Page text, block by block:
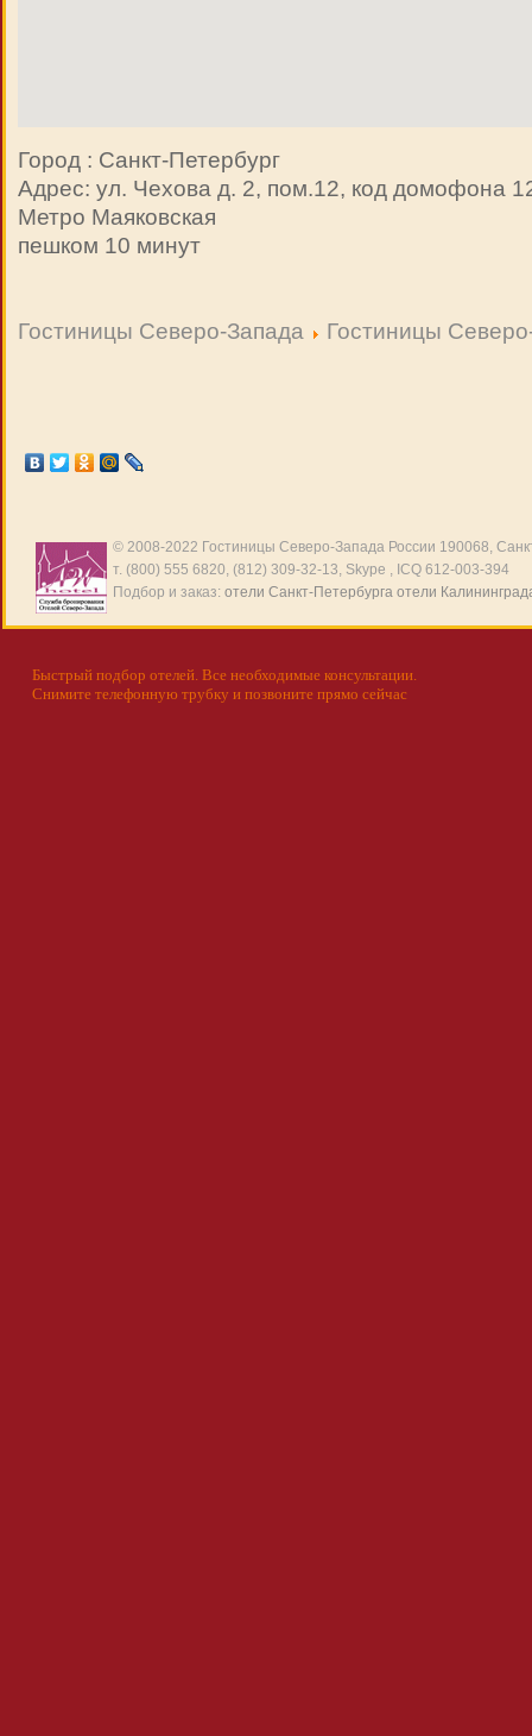
Город : Санкт-Петербург
Адрес: ул. Чехова д. 2, пом.12, код домофона
Метро Маяковская
пешком 10 минут
Гостиницы Северо-Запада Гостиницы
© 2008-2022 Гостиницы Северо-Запада России 190068,
т. (800) 555 6820, (812) 309-32-13, Skype , ICQ 612-003-394
Подбор и заказ: отели Санкт-Петербурга отели
Быстрый подбор отелей. Все необходимые консультации.
Снимите телефонную трубку и позвоните прямо сейчас